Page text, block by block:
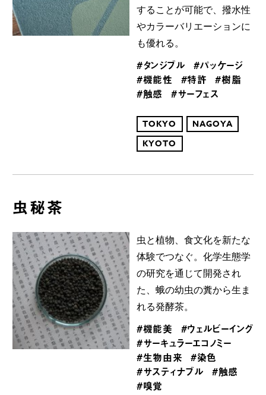
することが可能で、撥水性
やカラーバリエーションに
も優れる。
#タンジブル
#パッケージ
#機能性
#特許
#樹脂
#触感
#サーフェス
TOKYO
NAGOYA
KYOTO
虫秘茶
虫と植物、食文化を新たな
体験でつなぐ。化学生態学
の研究を通じて開発され
た、蛾の幼虫の糞から生ま
れる発酵茶。
#機能美
#ウェルビーイング
#サーキュラーエコノミー
#生物由来
#染色
#サスティナブル
#触感
#嗅覚